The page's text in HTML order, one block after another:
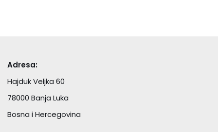
Adresa:
Hajduk Veljka 60
78000 Banja Luka
Bosna i Hercegovina